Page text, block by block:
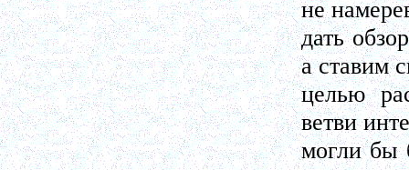
не
дать
а ставим
целью
ветви
могли бы